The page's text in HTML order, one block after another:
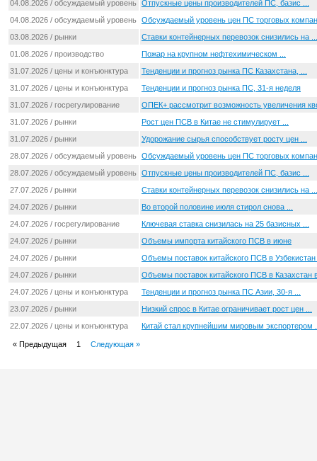
04.08.2026 / обсуждаемый уровень ценОтпускные цены производителей ПС, базис ...
04.08.2026 / обсуждаемый уровень ценОбсуждаемый уровень цен ПС торговых
03.08.2026 / рынки
Ставки контейнерных перевозок снизились на ...
01.08.2026 / производство
Пожар на крупном нефтехимическом ...
31.07.2026 / цены и конъюнктура
Тенденции и прогноз рынка ПС Казахстана, ...
31.07.2026 / цены и конъюнктура
Тенденции и прогноз рынка ПС, 31-я неделя
31.07.2026 / госрегулирование
ОПЕК+ рассмотрит возможность увеличения
31.07.2026 / рынки
Рост цен ПСВ в Китае не стимулирует ...
31.07.2026 / рынки
Удорожание сырья способствует росту цен ...
28.07.2026 / обсуждаемый уровень ценОбсуждаемый уровень цен ПС торговых
28.07.2026 / обсуждаемый уровень ценОтпускные цены производителей ПС, базис ...
27.07.2026 / рынки
Ставки контейнерных перевозок снизились на ...
24.07.2026 / рынки
Во второй половине июля стирол снова ...
24.07.2026 / госрегулирование
Ключевая ставка снизилась на 25 базисных ...
24.07.2026 / рынки
Объемы импорта китайского ПСВ в июне
24.07.2026 / рынки
Объемы поставок китайского ПСВ в Узбекистан
24.07.2026 / рынки
Объемы поставок китайского ПСВ в Казахстан
24.07.2026 / цены и конъюнктура
Тенденции и прогноз рынка ПС Азии, 30-я ...
23.07.2026 / рынки
Низкий спрос в Китае ограничивает рост цен ...
22.07.2026 / цены и конъюнктура
Китай стал крупнейшим мировым экспортером
« Предыдущая 1 Следующая »